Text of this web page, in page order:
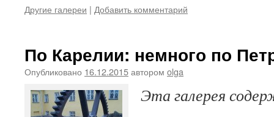
Другие галереи | Добавить комментарий
По Карелии: немного по
Опубликовано 16.12.2015автором olga
Эта галерея